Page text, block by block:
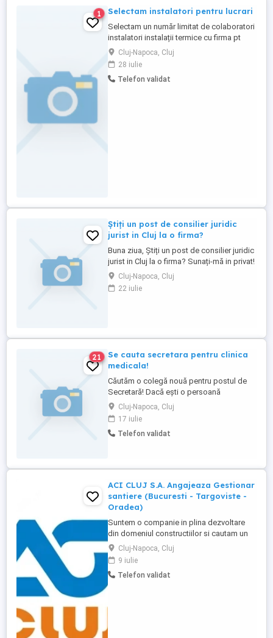
1 Selectam instalatori pentru lucrari
Selectam un număr limitat de colaboratori
instalatori instalații termice cu firma pt
lucrări recurente montaj,service apometre
și repartitoare în asociații de proprietari.
Experiența nu este obligatorie,se asigură
training. Telefon L-V 14.00-17.00
Cluj-Napoca, Cluj
28 iulie
Telefon validat
Știți un post de consilier juridic
jurist in Cluj la o firma?
Buna ziua, Știți un post de consilier juridic
jurist in Cluj la o firma? Sunați-mă in privat!
O zi frumoasa!
Cluj-Napoca, Cluj
22 iulie
21
Se cauta secretara pentru clinica
medicala!
Căutăm o colegă nouă pentru postul de
Secretară! Dacă ești o persoană
organizată, comunicativă și stăpânești
bine pachetul Office, te așteptăm în
echipa noastră din Cluj Napoca. Rolul tău
va presupune gestionarea apelurilor și a
Cluj-Napoca, Cluj
17 iulie
Telefon validat
ACI CLUJ S.A. Angajeaza Gestionar
santiere (Bucuresti - Targoviste -
Oradea)
Suntem o companie in plina dezvoltare
din domeniul constructiilor si cautam un
coleg organizat si responsabil pentru a
gestiona activitatea din depozitul
santierului. Responsabilitati principale: -
Verificarea calitativa si cantitativa a
Cluj-Napoca, Cluj
9 iulie
Telefon validat